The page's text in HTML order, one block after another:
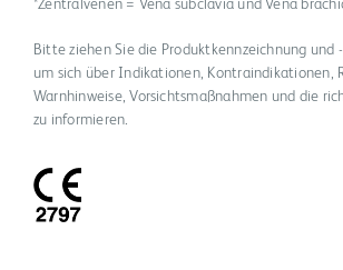
*Zentralvenen = Vena subclavia und Vena
Bitte ziehen Sie die Produktkennzeichnung und
um sich über Indikationen, Kontraindikationen,
Warnhinweise, Vorsichtsmaßnahmen und die
zu informieren.